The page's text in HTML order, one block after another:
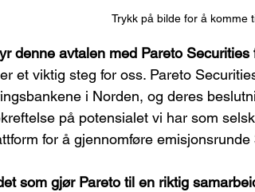
Trykk på bilde for å komme
denne avtalen med Pareto Securities
et viktig steg for oss. Pareto
i Norden, og deres
på potensialet vi har som
for å gjennomføre
som gjør Pareto til en riktig